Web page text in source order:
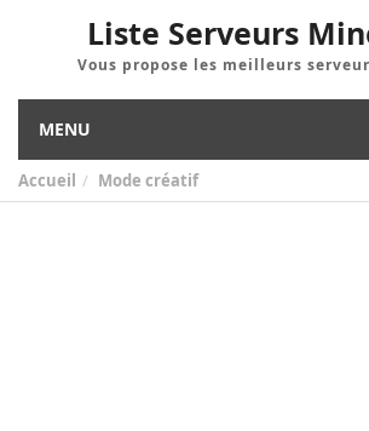
Liste Serveurs
Vous propose les meilleurs
MENU
Accueil Mode créatif